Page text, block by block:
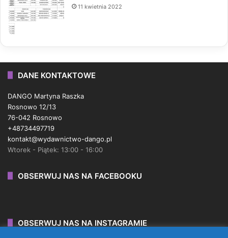
11 kwietnia 2022
DANE KONTAKTOWE
DANGO Martyna Raszka
Rosnowo 12/13
76-042 Rosnowo
+48734497719
kontakt@wydawnictwo-dango.pl
Wtorek - Piątek: 13:00 - 16:00
OBSERWUJ NAS NA FACEBOOKU
OBSERWUJ NAS NA INSTAGRAMIE